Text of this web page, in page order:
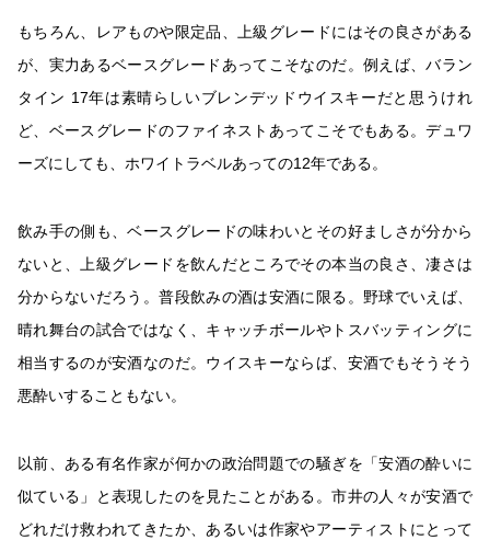
もちろん、レアものや限定品、上級グレードにはその良さがある
が、実力あるベースグレードあってこそなのだ。例えば、バラン
タイン 17年は素晴らしいブレンデッドウイスキーだと思うけれ
ど、ベースグレードのファイネストあってこそでもある。デュワ
ーズにしても、ホワイトラベルあっての12年である。
飲み手の側も、ベースグレードの味わいとその好ましさが分から
ないと、上級グレードを飲んだところでその本当の良さ、凄さは
分からないだろう。普段飲みの酒は安酒に限る。野球でいえば、
晴れ舞台の試合ではなく、キャッチボールやトスバッティングに
相当するのが安酒なのだ。ウイスキーならば、安酒でもそうそう
悪酔いすることもない。
以前、ある有名作家が何かの政治問題での騒ぎを「安酒の酔いに
似ている」と表現したのを見たことがある。市井の人々が安酒で
どれだけ救われてきたか、あるいは作家やアーティストにとって